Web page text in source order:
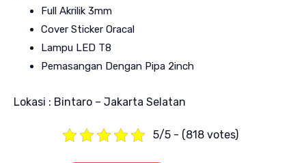
Full Akrilik 3mm
Cover Sticker Oracal
Lampu LED T8
Pemasangan Dengan Pipa 2inch
Lokasi : Bintaro – Jakarta Selatan
5/5 - (818 votes)